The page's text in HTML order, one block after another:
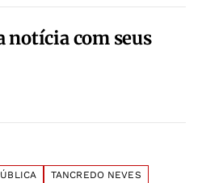
notícia com seus
TANCREDO NEVES